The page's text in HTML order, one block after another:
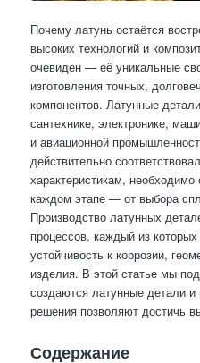
Почему латунь остаётся
высоких технологий и
очевиден — её уникальные
изготовления точных,
компонентов. Латунные
сантехнике, электронике,
и авиационной
действительно
характеристикам,
каждом этапе — от выбора
Производство латунных
процессов, каждый из
устойчивость к коррозии,
изделия. В этой статье мы
создаются латунные детали и
решения позволяют достичь
Содержание